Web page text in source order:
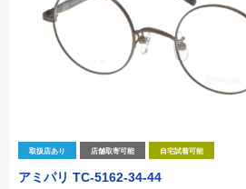
取扱店あり 店舗取寄可能 自宅試着可能
アミパリ TC-5162-34-44